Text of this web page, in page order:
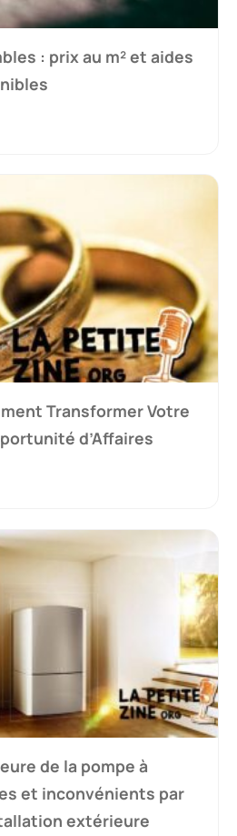
: prix au m² et aides
Transformer Votre
d’Affaires
de la pompe à
et inconvénients par
extérieure